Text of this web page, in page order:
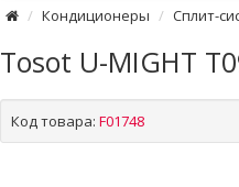
Кондиционеры Сплит-
Tosot U-MIGHT
Код товара: F01748